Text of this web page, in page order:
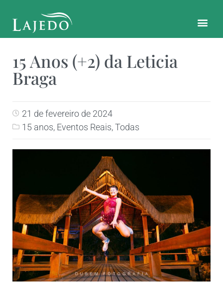
15 Anos (+2) da Leticia
Braga
21 de fevereiro de 2024
15 anos, Eventos Reais,Todas